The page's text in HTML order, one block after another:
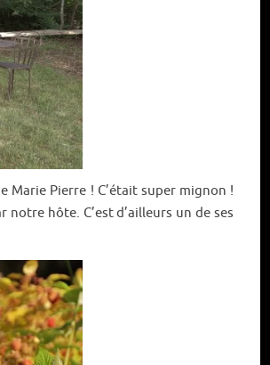
Marie Pierre ! C’était super mignon !
hôte. C’est d’ailleurs un de ses